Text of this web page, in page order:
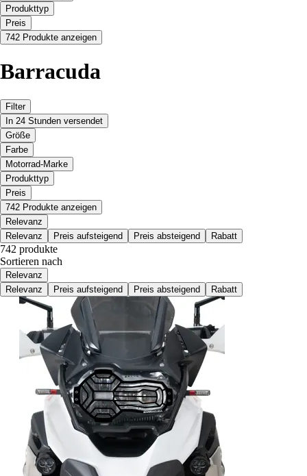
Produkttyp
Preis
742 Produkte anzeigen
Barracuda
Filter
In 24 Stunden versendet
Größe
Farbe
Motorrad-Marke
Produkttyp
Preis
742 Produkte anzeigen
Relevanz
Relevanz
Preis aufsteigend Preis absteigend Rabatt
742 produkte
Sortieren nach
Relevanz
Relevanz
Preis aufsteigend Preis absteigend Rabatt